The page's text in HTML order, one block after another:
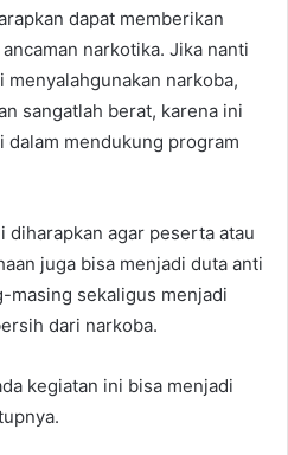
dapat memberikan
narkotika. Jika nanti
narkoba,
sangatlah berat, karena ini
mendukung program
diharapkan agar peserta atau
juga bisa menjadi duta anti
masing sekaligus menjadi
dari narkoba.
kegiatan ini bisa menjadi